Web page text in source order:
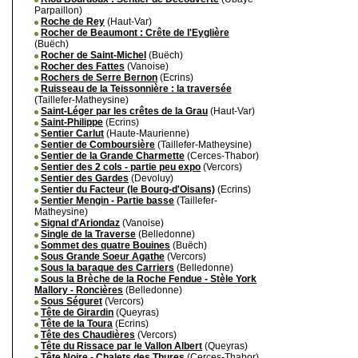
Parpaillon)
Roche de Rey (Haut-Var)
Rocher de Beaumont : Crête de l'Eyglière
(Buëch)
Rocher de Saint-Michel (Buëch)
Rocher des Fattes (Vanoise)
Rochers de Serre Bernon (Ecrins)
Ruisseau de la Teissonnière : la traversée
(Taillefer-Matheysine)
Saint-Léger par les crêtes de la Grau (Haut-Var)
Saint-Philippe (Ecrins)
Sentier Carlut (Haute-Maurienne)
Sentier de Comboursière (Taillefer-Matheysine)
Sentier de la Grande Charmette (Cerces-Thabor)
Sentier des 2 cols - partie peu expo (Vercors)
Sentier des Gardes (Devoluy)
Sentier du Facteur (le Bourg-d'Oisans) (Ecrins)
Sentier Mengin - Partie basse (Taillefer-
Matheysine)
Signal d'Ariondaz (Vanoise)
Single de la Traverse (Belledonne)
Sommet des quatre Bouines (Buëch)
Sous Grande Soeur Agathe (Vercors)
Sous la baraque des Carriers (Belledonne)
Sous la Brèche de la Roche Fendue - Stèle York
Mallory - Roncières (Belledonne)
Sous Séguret (Vercors)
Tête de Girardin (Queyras)
Tête de la Toura (Ecrins)
Tête des Chaudières (Vercors)
Tête du Rissace par le Vallon Albert (Queyras)